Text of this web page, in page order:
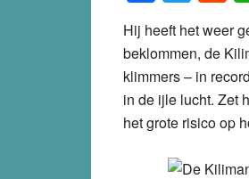
Hij heeft het weer
beklommen, de
klimmers – in
in de ijle lucht. Zet
het grote risico op